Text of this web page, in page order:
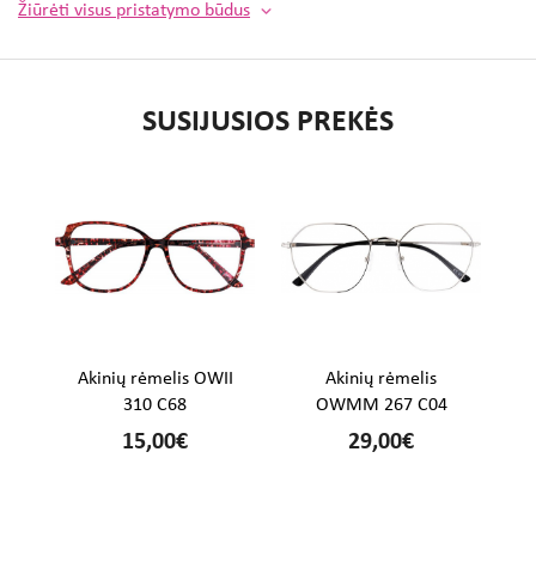
Žiūrėti visus pristatymo būdus
SUSIJUSIOS PREKĖS
Akinių rėmelis OWII
310 C68
15,00€
Akinių rėmelis
OWMM 267 C04
29,00€